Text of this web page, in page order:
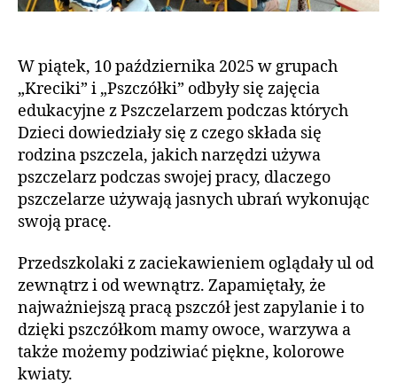
W piątek, 10 października 2025 w grupach
„Kreciki” i „Pszczółki” odbyły się zajęcia
edukacyjne z Pszczelarzem podczas których
Dzieci dowiedziały się z czego składa się
rodzina pszczela, jakich narzędzi używa
pszczelarz podczas swojej pracy, dlaczego
pszczelarze używają jasnych ubrań wykonując
swoją pracę.
Przedszkolaki z zaciekawieniem oglądały ul od
zewnątrz i od wewnątrz. Zapamiętały, że
najważniejszą pracą pszczół jest zapylanie i to
dzięki pszczółkom mamy owoce, warzywa a
także możemy podziwiać piękne, kolorowe
kwiaty.